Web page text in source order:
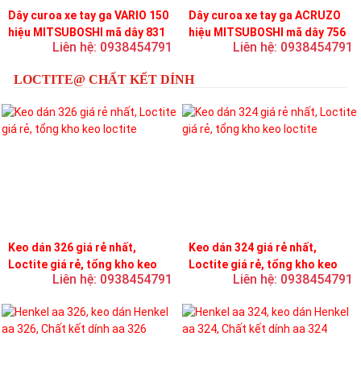
Dây curoa xe tay ga VARIO 150
hiệu MITSUBOSHI mã dây 831
Liên hệ: 0938454791
Dây curoa xe tay ga ACRUZO
hiệu MITSUBOSHI mã dây 756
Liên hệ: 0938454791
LOCTITE@ CHẤT KẾT DÍNH
Keo dán 326 giá rẻ nhất,
Loctite giá rẻ, tổng kho keo
Liên hệ: 0938454791
Keo dán 324 giá rẻ nhất,
Loctite giá rẻ, tổng kho keo
Liên hệ: 0938454791